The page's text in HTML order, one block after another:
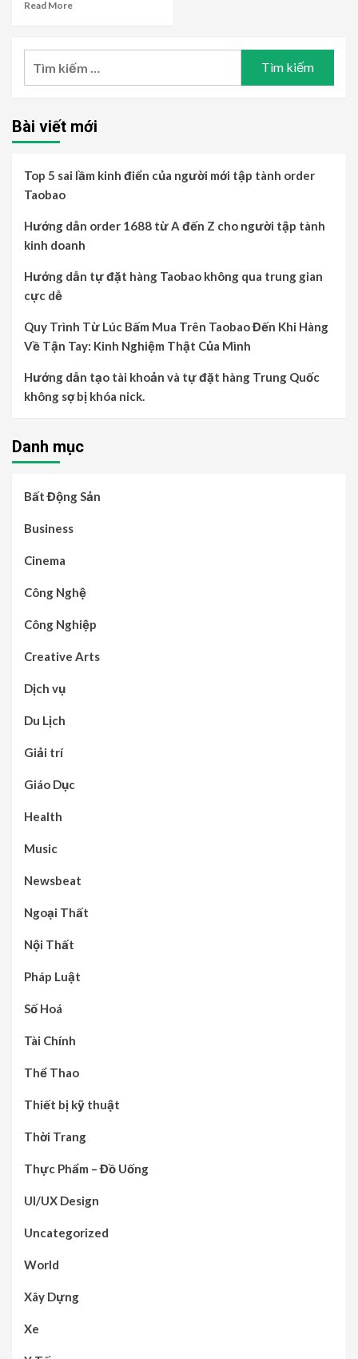
Read More
Bài viết mới
Top 5 sai lầm kinh điển của người mới tập tành order
Taobao
Hướng dẫn order 1688 từ A đến Z cho người tập tành
kinh doanh
Hướng dẫn tự đặt hàng Taobao không qua trung gian
cực dễ
Quy Trình Từ Lúc Bấm Mua Trên Taobao Đến Khi Hàng
Về Tận Tay: Kinh Nghiệm Thật Của Mình
Hướng dẫn tạo tài khoản và tự đặt hàng Trung Quốc
không sợ bị khóa nick.
Danh mục
Bất Động Sản
Business
Cinema
Công Nghệ
Công Nghiệp
Creative Arts
Dịch vụ
Du Lịch
Giải trí
Giáo Dục
Health
Music
Newsbeat
Ngoại Thất
Nội Thất
Pháp Luật
Số Hoá
Tài Chính
Thể Thao
Thiết bị kỹ thuật
Thời Trang
Thực Phẩm – Đồ Uống
UI/UX Design
Uncategorized
World
Xây Dựng
Xe